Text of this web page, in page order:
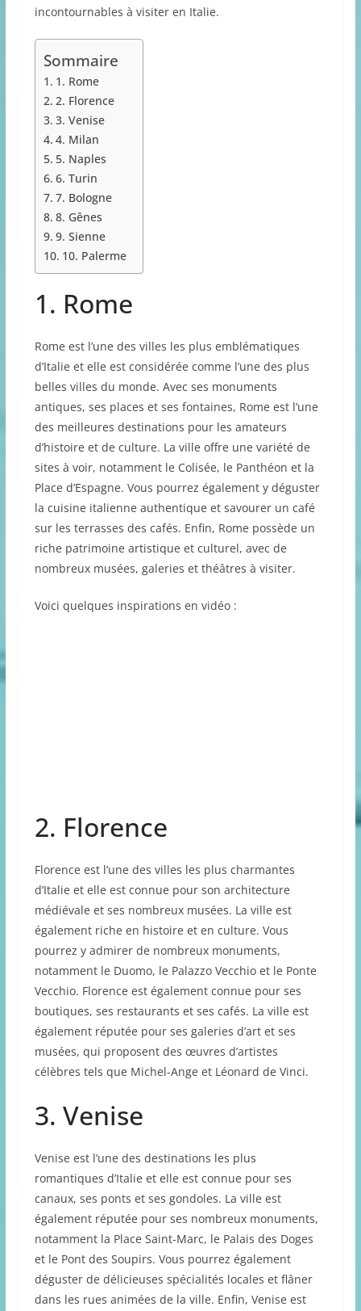
incontournables à visiter en Italie.
Sommaire
1. Rome
2. Florence
3. Venise
4. Milan
5. Naples
6. Turin
7. Bologne
8. Gênes
9. Sienne
10. Palerme
1. Rome
Rome est l’une des villes les plus emblématiques
d’Italie et elle est considérée comme l’une des plus
belles villes du monde. Avec ses monuments
antiques, ses places et ses fontaines, Rome est l’une
des meilleures destinations pour les amateurs
d’histoire et de culture. La ville offre une variété de
sites à voir, notamment le Colisée, le Panthéon et la
Place d’Espagne. Vous pourrez également y déguster
la cuisine italienne authentique et savourer un café
sur les terrasses des cafés. Enfin, Rome possède un
riche patrimoine artistique et culturel, avec de
nombreux musées, galeries et théâtres à visiter.
Voici quelques inspirations en vidéo :
2. Florence
Florence est l’une des villes les plus charmantes
d’Italie et elle est connue pour son architecture
médiévale et ses nombreux musées. La ville est
également riche en histoire et en culture. Vous
pourrez y admirer de nombreux monuments,
notamment le Duomo, le Palazzo Vecchio et le Ponte
Vecchio. Florence est également connue pour ses
boutiques, ses restaurants et ses cafés. La ville est
également réputée pour ses galeries d’art et ses
musées, qui proposent des œuvres d’artistes
célèbres tels que Michel-Ange et Léonard de Vinci.
3. Venise
Venise est l’une des destinations les plus
romantiques d’Italie et elle est connue pour ses
canaux, ses ponts et ses gondoles. La ville est
également réputée pour ses nombreux monuments,
notamment la Place Saint-Marc, le Palais des Doges
et le Pont des Soupirs. Vous pourrez également
déguster de délicieuses spécialités locales et flâner
dans les rues animées de la ville. Enfin, Venise est